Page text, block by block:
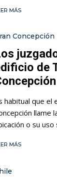
MÁS
Concepción
de
habitual que el
llame
o su uso
MÁS